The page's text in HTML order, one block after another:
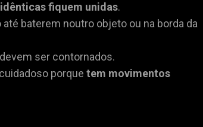
fiquem unidas.
baterem noutro objeto ou na borda da
ser contornados.
porque tem movimentos